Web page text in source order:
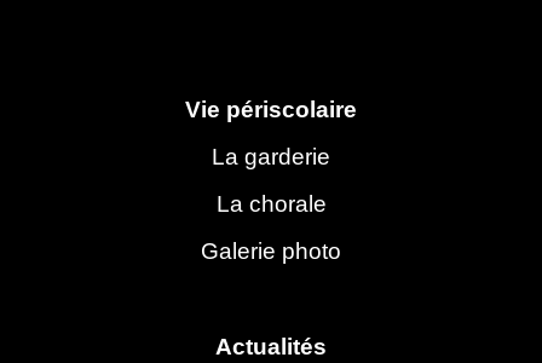
Vie périscolaire
La garderie
La chorale
Galerie photo
Actualités